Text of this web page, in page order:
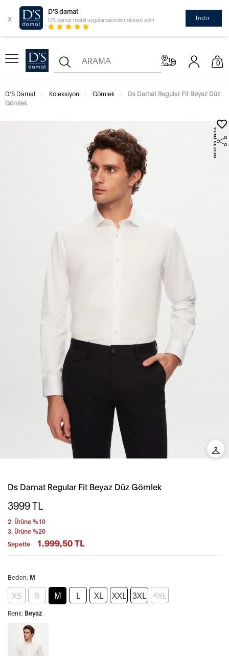
x
D'S damat
D'S damat mobil uygulamasından devam edin İndir
0
D'S Damat Koleksiyon Gömlek
Ds Damat Regular Fit Beyaz Düz
Gömlek
Ds Damat Regular Fit Beyaz Düz Gömlek
3999TL
2. Ürüne %10
3. Ürüne %20
Sepette
1.999,50 TL
Beden: M
XS S M L XL XXL 3XL 4XL
Renk: Beyaz